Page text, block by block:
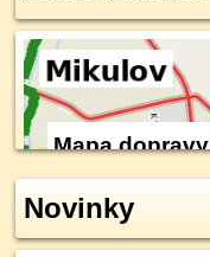
Mapa dopravy
Novinky